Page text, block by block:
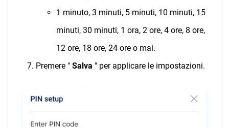
1 minuto, 3 minuti, 5 minuti, 10 minuti, 15
minuti, 30 minuti, 1 ora, 2 ore, 4 ore, 8 ore,
12 ore, 18 ore, 24 ore o mai.
Premere " Salva " per applicare le impostazioni.